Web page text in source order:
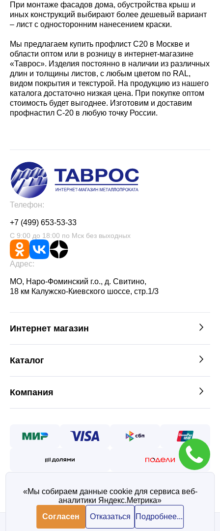
Запросить цену товара
В корзину
При монтаже фасадов дома, обустройства крыш и
иных конструкций выбирают более дешевый вариант
– лист с односторонним нанесением краски.
Мы предлагаем купить профлист С20 в Москве и
области оптом или в розницу в интернет-магазине
«Таврос». Изделия постоянно в наличии из различных
длин и толщины листов, с любым цветом по RAL,
видом покрытия и текстурой. На продукцию из нашего
каталога достаточно низкая цена. При покупке оптом
стоимость будет выгоднее. Изготовим и доставим
профнастил С-20 в любую точку России.
Телефон:
+7 (499) 653-53-33
С 9:00 до 18:00 по Мск без выходных
Адрес:
МО, Наро-Фоминский г.о., д. Свитино,
18 км Калужско-Киевского шоссе, стр.1/3
Интернет магазин
Каталог
Компания
©2026 — Таврос интернет
магазин металлопроката
Политика конфиденциальности
Согласие на обработку персональных данных
«Мы собираем данные cookie для сервиса веб-
аналитики Яндекс.Метрика»
Согласен
Отказаться Подробнее...